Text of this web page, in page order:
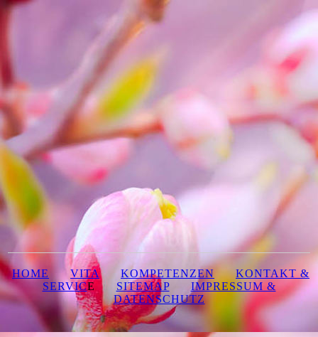
HOME VITA KOMPETENZEN
KONTAKT &
SERVICE SITEMAP
IMPRESSUM &
DATENSCHUTZ